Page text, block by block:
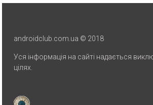
androidclub.com.ua © 2018
Уся інформація на сайті надається
цілях.